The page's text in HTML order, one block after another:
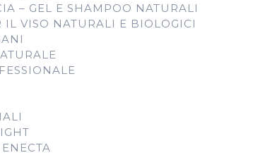
– GEL E SHAMPOO NATURALI
IL VISO NATURALI E BIOLOGICI